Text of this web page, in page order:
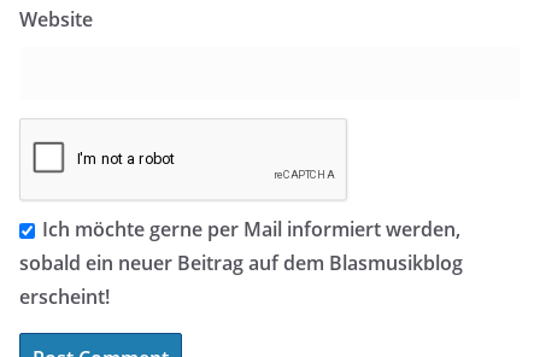
Website
Ich möchte gerne per Mail informiert werden,
sobald ein neuer Beitrag auf dem Blasmusikblog
erscheint!